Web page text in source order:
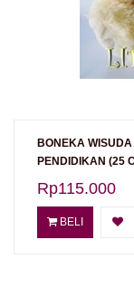
BONEKA
PENDIDIKAN (25
Rp115.000
BELI